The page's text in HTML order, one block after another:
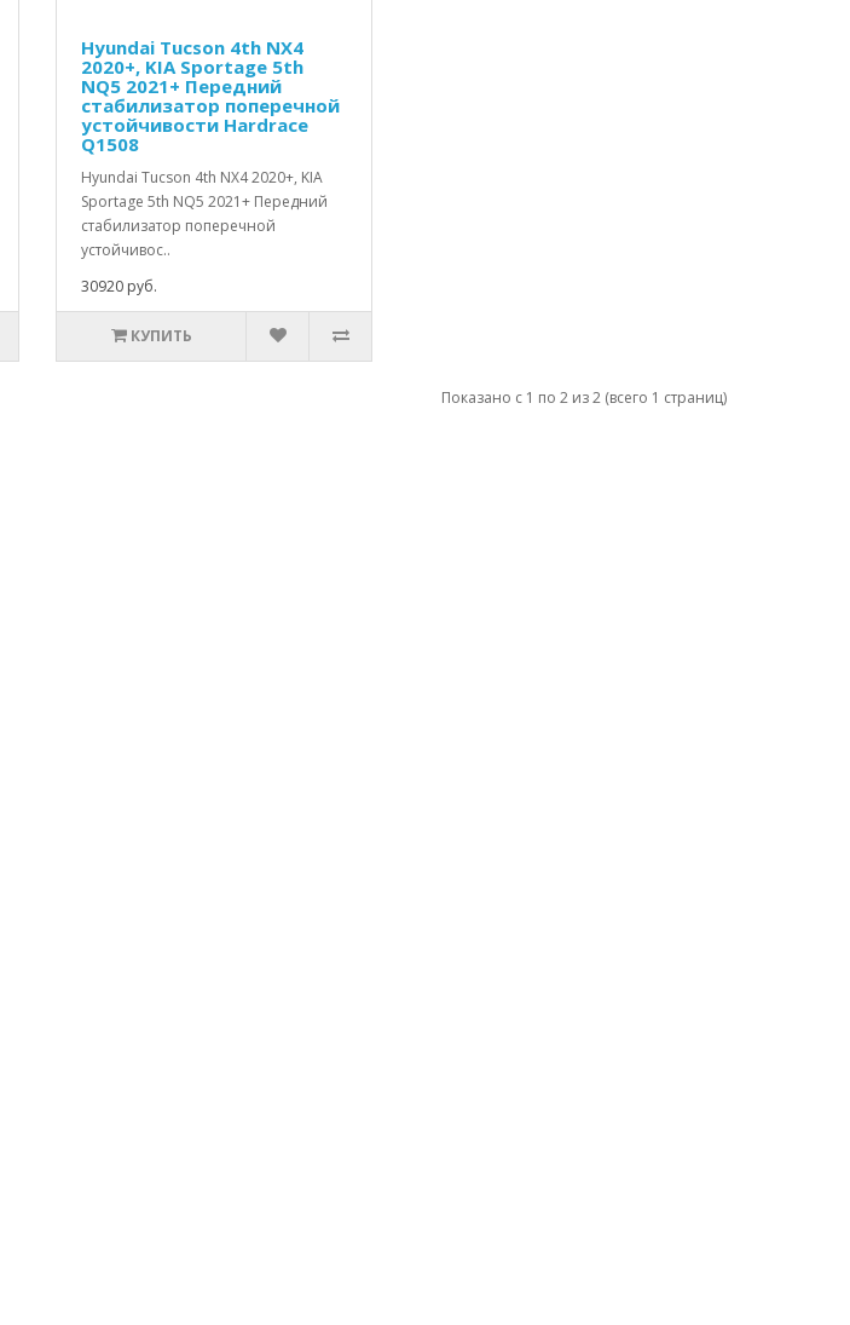
Hyundai Tucson 4th NX4
2020+, KIA Sportage 5th
NQ5 2021+ Передний
стабилизатор поперечной
устойчивости Hardrace
Q1508
Hyundai Tucson 4th NX4 2020+, KIA
Sportage 5th NQ5 2021+ Передний
стабилизатор поперечной
устойчивос..
30920 руб.
КУПИТЬ
Показано с 1 по 2 из 2 (всего 1 страниц)